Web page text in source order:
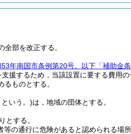
部を改正する。
年南国市条例第20号。以下「補助金
援するため，当該設置に要する費用
ものとする。
いう。)は，地域の団体とする。
とする。
の通行に危険があると認められる場